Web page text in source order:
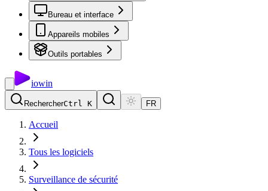
Bureau et interface
Appareils mobiles
Outils portables
iowin
RechercherCtrl K FR
Accueil
Tous les logiciels
Surveillance de sécurité